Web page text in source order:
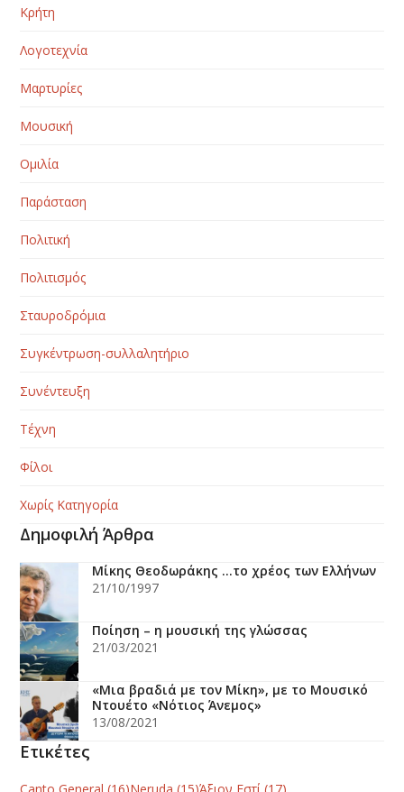
Κρήτη
Λογοτεχνία
Μαρτυρίες
Μουσική
Ομιλία
Παράσταση
Πολιτική
Πολιτισμός
Σταυροδρόμια
Συγκέντρωση-συλλαλητήριο
Συνέντευξη
Τέχνη
Φίλοι
Χωρίς Κατηγορία
Δημοφιλή Άρθρα
Μίκης Θεοδωράκης …το χρέος των Ελλήνων
21/10/1997
Ποίηση – η μουσική της γλώσσας
21/03/2021
«Μια βραδιά με τον Μίκη», με το Μουσικό
Ντουέτο «Νότιος Άνεμος»
13/08/2021
Ετικέτες